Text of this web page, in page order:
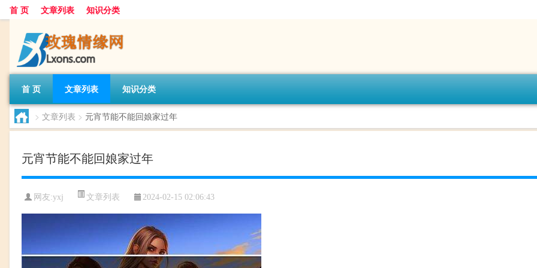
首 页 文章列表 知识分类
首 页 文章列表 知识分类
> 文章列表 > 元宵节能不能回娘家过年
元宵节能不能回娘家过年
网友:yxj 文章列表 2024-02-15 02:06:43